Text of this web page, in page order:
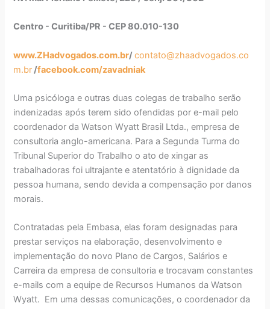
Centro - Curitiba/PR - CEP 80.010-130
www.ZHadvogados.com.br/contato@zhaadvogados.co
m.br /facebook.com/zavadniak
Uma psicóloga e outras duas colegas de trabalho serão
indenizadas após terem sido ofendidas por e-mail pelo
coordenador da Watson Wyatt Brasil Ltda., empresa de
consultoria anglo-americana. Para a Segunda Turma do
Tribunal Superior do Trabalho o ato de xingar as
trabalhadoras foi ultrajante e atentatório à dignidade da
pessoa humana, sendo devida a compensação por danos
morais.
Contratadas pela Embasa, elas foram designadas para
prestar serviços na elaboração, desenvolvimento e
implementação do novo Plano de Cargos, Salários e
Carreira da empresa de consultoria e trocavam constantes
e-mails com a equipe de Recursos Humanos da Watson
Wyatt. Em uma dessas comunicações, o coordenador da